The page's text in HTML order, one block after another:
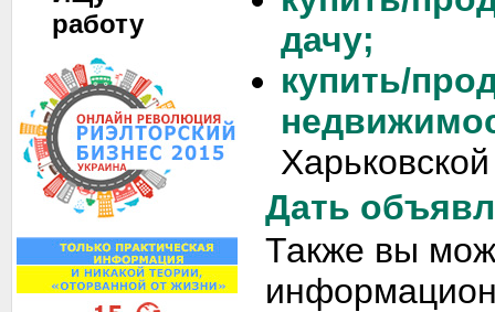
работу
дачу;
купить/
Дать
Также вы